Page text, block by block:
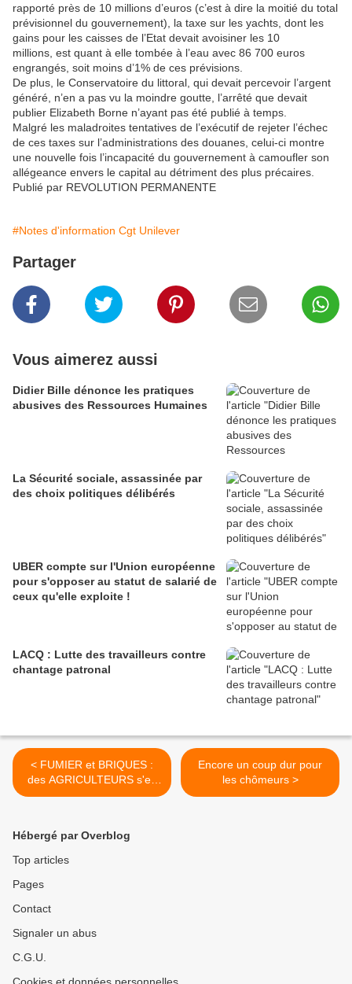
rapporté près de 10 millions d’euros (c’est à dire la moitié du total
prévisionnel du gouvernement), la taxe sur les yachts, dont les
gains pour les caisses de l’Etat devait avoisiner les 10
millions, est quant à elle tombée à l’eau avec 86 700 euros
engrangés, soit moins d’1% de ces prévisions.
De plus, le Conservatoire du littoral, qui devait percevoir l’argent
généré, n’en a pas vu la moindre goutte, l’arrêté que devait
publier Elizabeth Borne n’ayant pas été publié à temps.
Malgré les maladroites tentatives de l’exécutif de rejeter l’échec
de ces taxes sur l’administrations des douanes, celui-ci montre
une nouvelle fois l’incapacité du gouvernement à camoufler son
allégeance envers le capital au détriment des plus précaires.
Publié par REVOLUTION PERMANENTE
#Notes d'information Cgt Unilever
Partager
Vous aimerez aussi
Didier Bille dénonce les pratiques
abusives des Ressources Humaines
La Sécurité sociale, assassinée par
des choix politiques délibérés
UBER compte sur l'Union européenne
pour s'opposer au statut de salarié de
ceux qu'elle exploite !
LACQ : Lutte des travailleurs contre
chantage patronal
< FUMIER et BRIQUES :
des AGRICULTEURS s'en
prennent aux permanences
Encore un coup dur pour
les chômeurs >
Hébergé par Overblog
Top articles
Pages
Contact
Signaler un abus
C.G.U.
Cookies et données personnelles